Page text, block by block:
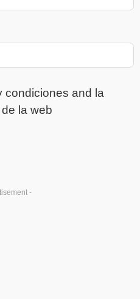
condiciones and la
de la web
-